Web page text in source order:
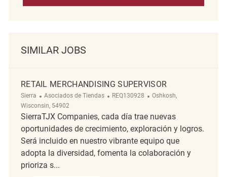
SIMILAR JOBS
RETAIL MERCHANDISING SUPERVISOR
Sierra Categoría
Asociados de Tiendas ReqId
REQ130928 Ubicación
Oshkosh,
Wisconsin, 54902
SierraTJX Companies, cada día trae nuevas
oportunidades de crecimiento, exploración y logros.
Será incluido en nuestro vibrante equipo que
adopta la diversidad, fomenta la colaboración y
prioriza s...